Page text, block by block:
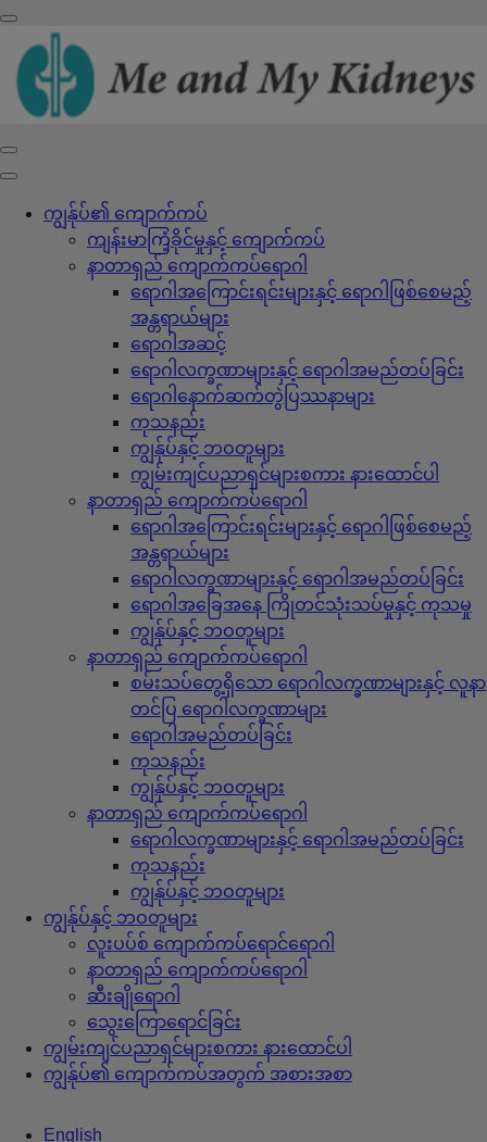
ကျွန်ုပ်၏ ကျောက်ကပ်
ကျန်းမာကြံ့ခိုင်မှုနှင့် ကျောက်ကပ်
နာတာရှည် ကျောက်ကပ်ရောဂါ
ရောဂါအကြောင်းရင်းများနှင့် ရောဂါဖြစ်စေမည့်
အန္တရာယ်များ
ရောဂါအဆင့်
ရောဂါလက္ခဏာများနှင့် ရောဂါအမည်တပ်ခြင်း
ရောဂါနောက်ဆက်တွဲပြဿနာများ
ကုသနည်း
ကျွန်ုပ်နှင့် ဘဝတူများ
ကျွမ်းကျင်ပညာရှင်များစကား နားထောင်ပါ
နာတာရှည် ကျောက်ကပ်ရောဂါ
ရောဂါအကြောင်းရင်းများနှင့် ရောဂါဖြစ်စေမည့်
အန္တရာယ်များ
ရောဂါလက္ခဏာများနှင့် ရောဂါအမည်တပ်ခြင်း
ရောဂါအခြေအနေ ကြိုတင်သုံးသပ်မှုနှင့် ကုသမှု
ကျွန်ုပ်နှင့် ဘဝတူများ
နာတာရှည် ကျောက်ကပ်ရောဂါ
စမ်းသပ်တွေ့ရှိသော ရောဂါလက္ခဏာများနှင့် လူနာ
တင်ပြ ရောဂါလက္ခဏာများ
ရောဂါအမည်တပ်ခြင်း
ကုသနည်း
ကျွန်ုပ်နှင့် ဘဝတူများ
နာတာရှည် ကျောက်ကပ်ရောဂါ
ရောဂါလက္ခဏာများနှင့် ရောဂါအမည်တပ်ခြင်း
ကုသနည်း
ကျွန်ုပ်နှင့် ဘဝတူများ
ကျွန်ုပ်နှင့် ဘဝတူများ
လူးပပ်စ် ကျောက်ကပ်ရောင်ရောဂါ
နာတာရှည် ကျောက်ကပ်ရောဂါ
ဆီးချိုရောဂါ
သွေးကြောရောင်ခြင်း
ကျွမ်းကျင်ပညာရှင်များစကား နားထောင်ပါ
ကျွန်ုပ်၏ ကျောက်ကပ်အတွက် အစားအစာ
English